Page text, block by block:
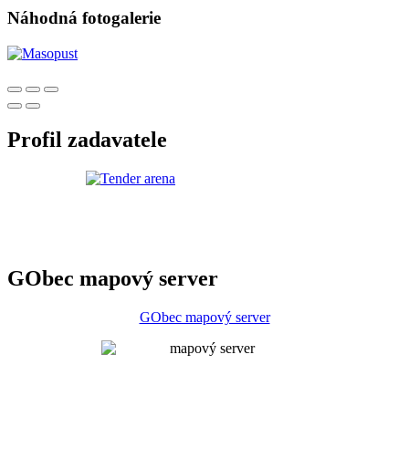
Náhodná fotogalerie
Profil zadavatele
GObec mapový server
GObec mapový server